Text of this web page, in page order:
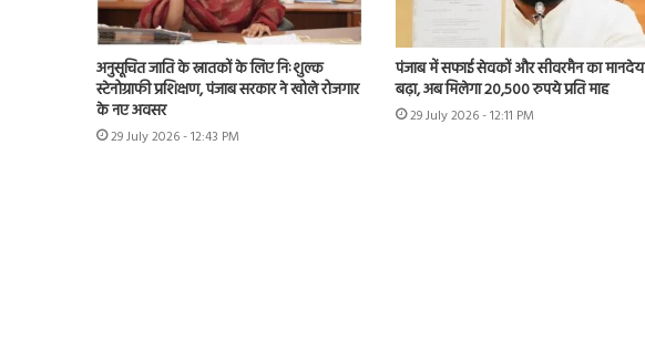
अनुसूचित जाति के स्नातकों के लिए निःशुल्क
स्टेनोग्राफी प्रशिक्षण, पंजाब सरकार ने खोले रोजगार
के नए अवसर
29 July 2026 - 12:43 PM
पंजाब में सफाई सेवकों और सीवरमैन का मानदेय
बढ़ा, अब मिलेगा 20,500 रुपये प्रति माह
29 July 2026 - 12:11 PM